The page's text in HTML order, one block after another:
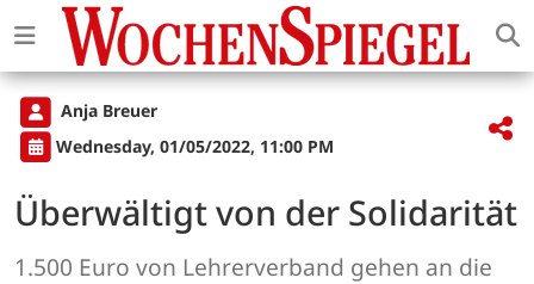
Anja Breuer
Wednesday, 01/05/2022, 11:00 PM
Überwältigt von der Solidarität
1.500 Euro von Lehrerverband gehen an die